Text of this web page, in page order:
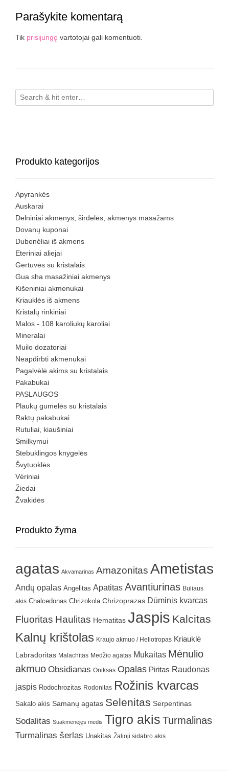
Parašykite komentarą
Tik prisijungę vartotojai gali komentuoti.
Produkto kategorijos
Apyrankės
Auskarai
Delniniai akmenys, širdelės, akmenys masažams
Dovanų kuponai
Dubenėliai iš akmens
Eteriniai aliejai
Gertuvės su kristalais
Gua sha masažiniai akmenys
Kišeniniai akmenukai
Kriauklės iš akmens
Kristalų rinkiniai
Malos - 108 karoliukų karoliai
Mineralai
Muilo dozatoriai
Neapdirbti akmenukai
Pagalvėlė akims su kristalais
Pakabukai
PASLAUGOS
Plaukų gumelės su kristalais
Raktų pakabukai
Rutuliai, kiaušiniai
Smilkymui
Stebuklingos knygelės
Švytuoklės
Vėriniai
Žiedai
Žvakidės
Produkto žyma
agatas Akvamarinas Amazonitas Ametistas
Andų opalas Angelitas Apatitas Avantiurinas Buliaus
akis Chalcedonas Chrizokola Chrizoprazas Dūminis kvarcas
Fluoritas Haulitas Hematitas Jaspis Kalcitas
Kalnų krištolas Kraujo akmuo / Heliotropas Kriauklė
Labradoritas Malachitas Medžio agatas Mukaitas Mėnulio
akmuo Obsidianas Oniksas Opalas Piritas Raudonas
jaspis Rodochrozitas Rodonitas Rožinis kvarcas
Sakalo akis Samanų agatas Selenitas Serpentinas
Sodalitas Suakmenėjęs medis Tigro akis Turmalinas
Turmalinas šerlas Unakitas Žalioji sidabro akis